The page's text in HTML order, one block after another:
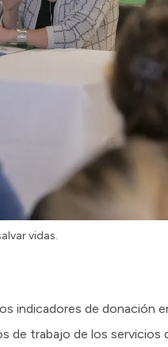
vidas.
indicadores de donación
de trabajo de los servicios